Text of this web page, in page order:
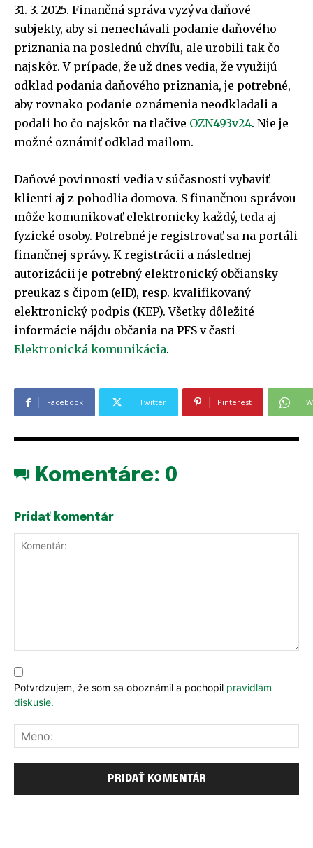
31. 3. 2025. Finančná správa vyzýva daňové
subjekty, aby si nenechávali podanie daňového
priznania na poslednú chvíľu, ale urobili tak čo
najskôr. V prípade, že už dnes vedia, že využijú
odklad podania daňového priznania, je potrebné,
aby rovnako podanie oznámenia neodkladali a
podali ho čo najskôr na tlačive OZN493v24. Nie je
možné oznámiť odklad mailom.
Daňové povinnosti vedia v súčasnosti vybaviť
klienti aj z pohodlia domova. S finančnou správou
môže komunikovať elektronicky každý, teda aj
fyzické osoby. Potrebné je registrovať sa na portáli
finančnej správy. K registrácii a následnej
autorizácii je potrebný elektronický občiansky
preukaz s čipom (eID), resp. kvalifikovaný
elektronický podpis (KEP). Všetky dôležité
informácie nájdu občania na PFS v časti
Elektronická komunikácia.
Facebook Twitter Pinterest
Komentáre: 0
Pridať komentár
Potvrdzujem, že som sa oboznámil a pochopil pravidlám
diskusie.